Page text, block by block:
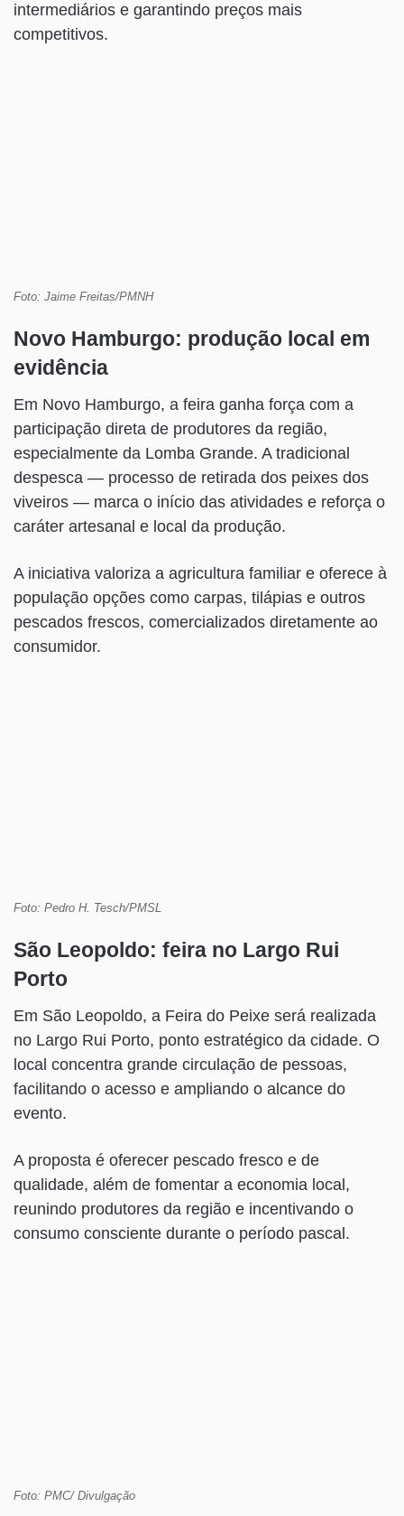
intermediários e garantindo preços mais
competitivos.
Foto: Jaime Freitas/PMNH
Novo Hamburgo: produção local em
evidência
Em Novo Hamburgo, a feira ganha força com a
participação direta de produtores da região,
especialmente da Lomba Grande. A tradicional
despesca — processo de retirada dos peixes dos
viveiros — marca o início das atividades e reforça o
caráter artesanal e local da produção.
A iniciativa valoriza a agricultura familiar e oferece à
população opções como carpas, tilápias e outros
pescados frescos, comercializados diretamente ao
consumidor.
Foto: Pedro H. Tesch/PMSL
São Leopoldo: feira no Largo Rui
Porto
Em São Leopoldo, a Feira do Peixe será realizada
no Largo Rui Porto, ponto estratégico da cidade. O
local concentra grande circulação de pessoas,
facilitando o acesso e ampliando o alcance do
evento.
A proposta é oferecer pescado fresco e de
qualidade, além de fomentar a economia local,
reunindo produtores da região e incentivando o
consumo consciente durante o período pascal.
Foto: PMC/ Divulgação